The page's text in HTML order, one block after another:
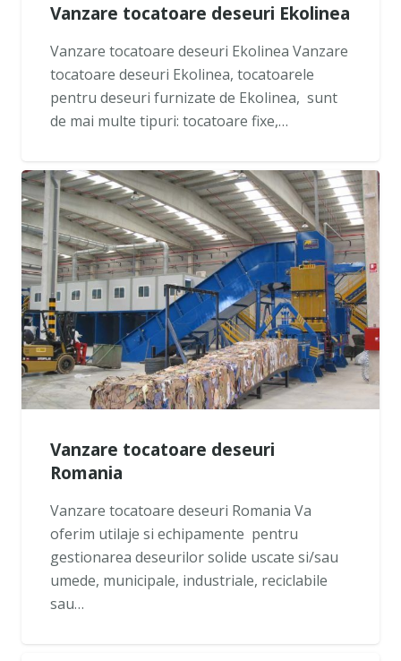
Vanzare tocatoare deseuri Ekolinea
Vanzare tocatoare deseuri Ekolinea Vanzare
tocatoare deseuri Ekolinea, tocatoarele
pentru deseuri furnizate de Ekolinea, sunt
de mai multe tipuri: tocatoare fixe,…
Vanzare tocatoare deseuri
Romania
Vanzare tocatoare deseuri Romania Va
oferim utilaje si echipamente pentru
gestionarea deseurilor solide uscate si/sau
umede, municipale, industriale, reciclabile
sau…